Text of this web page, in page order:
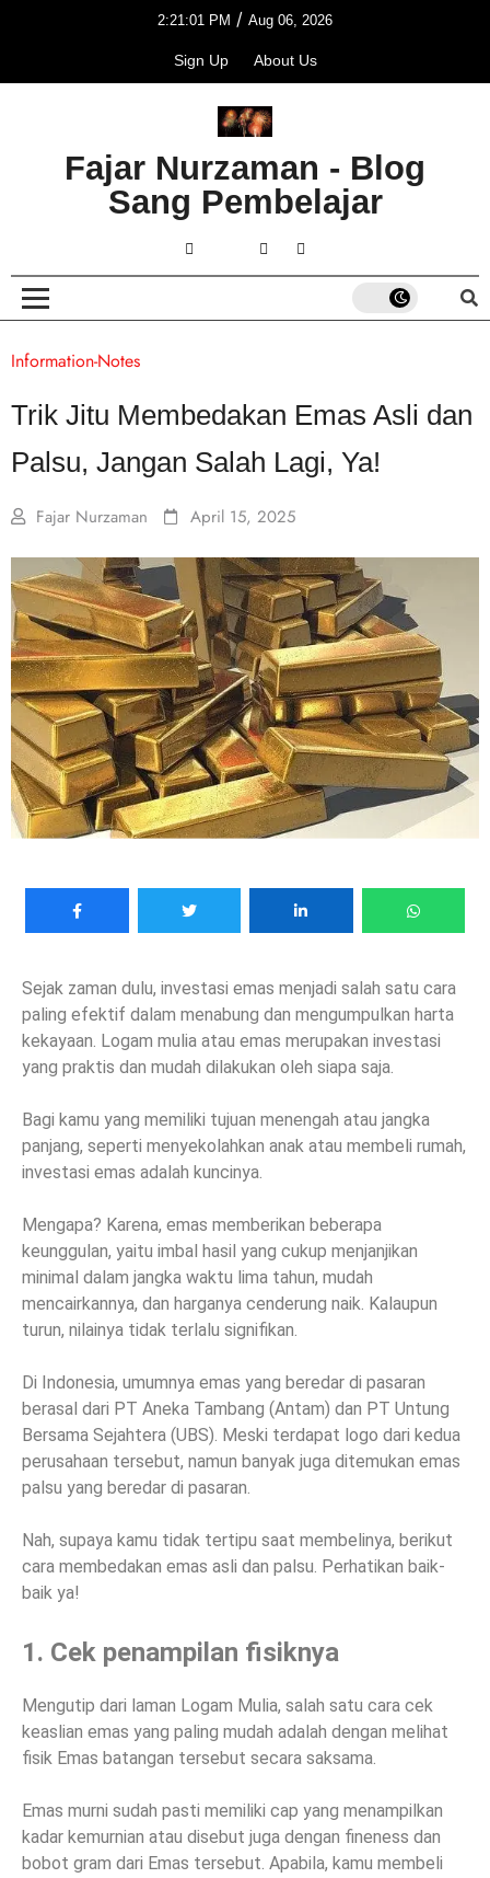
2:21:01 PM / Aug 06, 2026
Sign Up About Us
Fajar Nurzaman - Blog
Sang Pembelajar
Information-Notes
Trik Jitu Membedakan Emas Asli dan
Palsu, Jangan Salah Lagi, Ya!
Fajar Nurzaman April 15, 2025
Sejak zaman dulu, investasi emas menjadi salah satu cara
paling efektif dalam menabung dan mengumpulkan harta
kekayaan. Logam mulia atau emas merupakan investasi
yang praktis dan mudah dilakukan oleh siapa saja.
Bagi kamu yang memiliki tujuan menengah atau jangka
panjang, seperti menyekolahkan anak atau membeli rumah,
investasi emas adalah kuncinya.
Mengapa? Karena, emas memberikan beberapa
keunggulan, yaitu imbal hasil yang cukup menjanjikan
minimal dalam jangka waktu lima tahun, mudah
mencairkannya, dan harganya cenderung naik. Kalaupun
turun, nilainya tidak terlalu signifikan.
Di Indonesia, umumnya emas yang beredar di pasaran
berasal dari PT Aneka Tambang (Antam) dan PT Untung
Bersama Sejahtera (UBS). Meski terdapat logo dari kedua
perusahaan tersebut, namun banyak juga ditemukan emas
palsu yang beredar di pasaran.
Nah, supaya kamu tidak tertipu saat membelinya, berikut
cara membedakan emas asli dan palsu. Perhatikan baik-
baik ya!
1. Cek penampilan fisiknya
Mengutip dari laman Logam Mulia, salah satu cara cek
keaslian emas yang paling mudah adalah dengan melihat
fisik Emas batangan tersebut secara saksama.
Emas murni sudah pasti memiliki cap yang menampilkan
kadar kemurnian atau disebut juga dengan fineness dan
bobot gram dari Emas tersebut. Apabila, kamu membeli